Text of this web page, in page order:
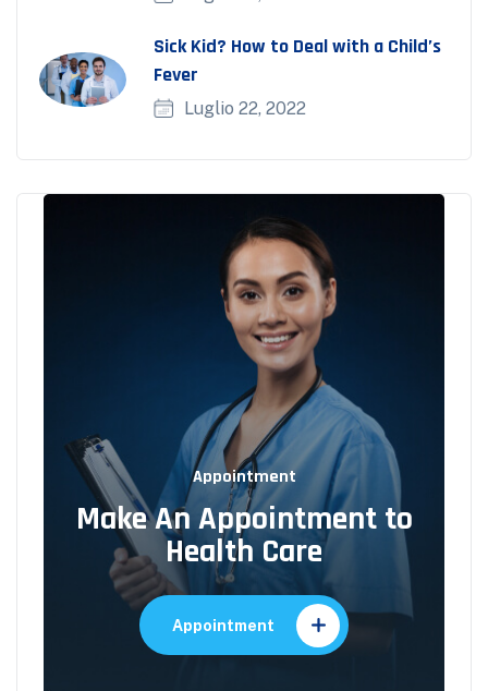
Sick Kid? How to Deal with a Child’s
Fever
Luglio 22, 2022
Appointment
Make An Appointment to
Health Care
Appointment